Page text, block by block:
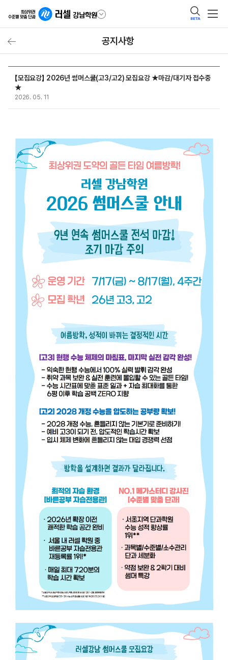
BETA
공지사항
【모집요강】 2026년 썸머스쿨(고3/고2) 모집요강 ★마감/대기자 접수중
★
2026. 05. 11